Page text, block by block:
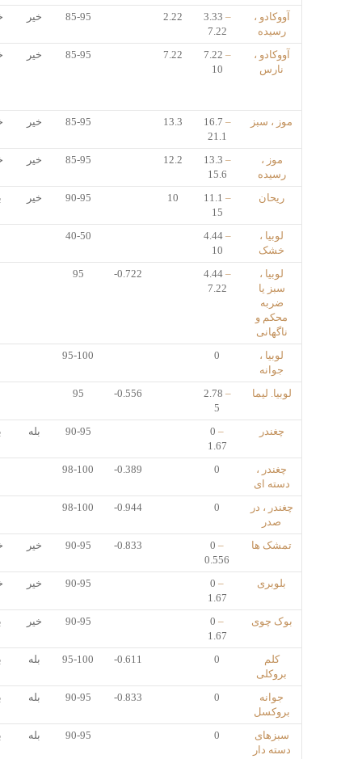
آووکادو ،
رسیده
3.33 –
7.22
2.22
85-95 خیر
آووکادو ،
نارس
7.22 –
10
7.22
85-95 خیر
موز ، سبز 16.7 –
21.1
13.3
85-95 خیر
موز ،
رسیده
13.3 –
15.6
12.2
85-95 خیر
ریحان 11.1 –
15
10
90-95 خیر
لوبیا ،
خشک
4.44 –
10
40-50
لوبیا ،
سبز یا
ضربه
محکم و
ناگهانی
4.44 –
7.22
-0.722
95
لوبیا ،
جوانه
0
95-100
لوبیا. لیما 2.78 –
5
-0.556
95
چغندر 0 –
1.67
90-95 بله
چغندر ،
دسته ای
0
-0.389
98-100
چغندر ، در
صدر
0
-0.944
98-100
تمشک ها 0 –
0.556
-0.833
90-95 خیر
بلوبری 0 –
1.67
90-95 خیر
بوک چوی 0 –
1.67
90-95 خیر
کلم
بروکلی
0
-0.611
95-100 بله
جوانه
بروکسل
0
-0.833
90-95 بله
سبزهای
دسته دار
0
90-95 بله